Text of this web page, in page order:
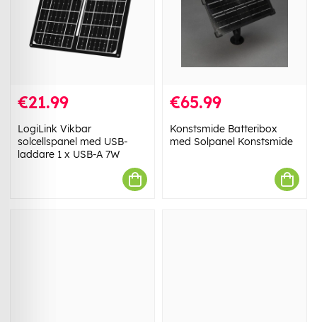
€21.99
LogiLink Vikbar
solcellspanel med USB-
laddare 1 x USB-A 7W
€65.99
Konstsmide Batteribox
med Solpanel Konstsmide